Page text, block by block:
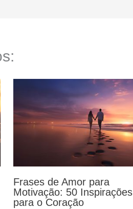
Frases de Amor para
Motivação: 50 Inspirações
para o Coração